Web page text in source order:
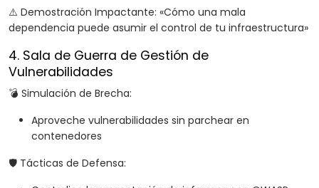
⚠️ Demostración Impactante: «Cómo una mala
dependencia puede asumir el control de tu infraestructura»
4. Sala de Guerra de Gestión de
Vulnerabilidades
💣 Simulación de Brecha:
Aproveche vulnerabilidades sin parchear en
contenedores
🛡️ Tácticas de Defensa: